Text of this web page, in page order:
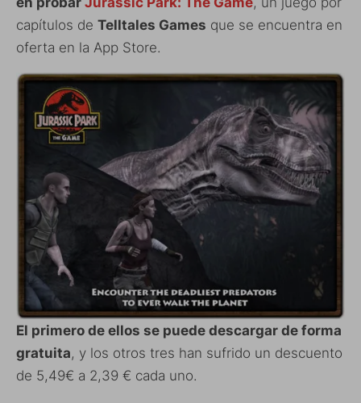
capítulos de Telltales Games que se encuentra en
oferta en la App Store.
El primero de ellos se puede descargar de forma
gratuita, y los otros tres han sufrido un descuento
de 5,49€ a 2,39 € cada uno.